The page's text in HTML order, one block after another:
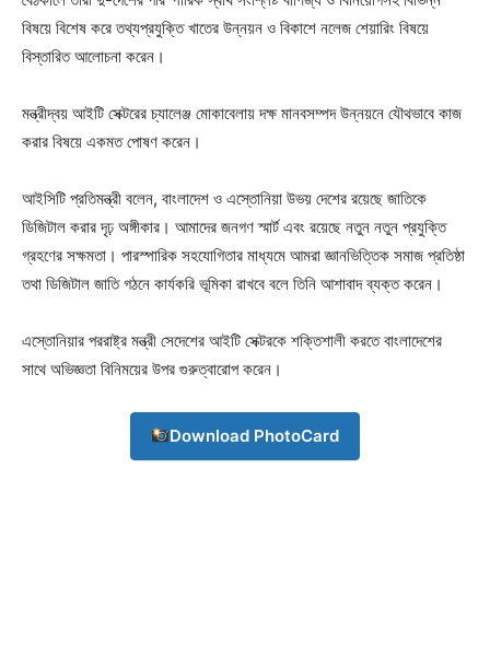
বিষয়ে বিশেষ করে তথ্যপ্রযুক্তি খাতের উন্নয়ন ও বিকাশে নলেজ শেয়ারিং বিষয়ে
বিস্তারিত আলোচনা করেন।
মন্ত্রীদ্বয় আইটি সেক্টরের চ্যালেঞ্জ মোকাবেলায় দক্ষ মানবসম্পদ উন্নয়নে যৌথভাবে কাজ
করার বিষয়ে একমত পোষণ করেন।
আইসিটি প্রতিমন্ত্রী বলেন, বাংলাদেশ ও এস্তোনিয়া উভয় দেশের রয়েছে জাতিকে
ডিজিটাল করার দৃঢ় অঙ্গীকার। আমাদের জনগণ স্মার্ট এবং রয়েছে নতুন নতুন প্রযুক্তি
গ্রহণের সক্ষমতা। পারস্পারিক সহযোগিতার মাধ্যমে আমরা জ্ঞানভিত্তিক সমাজ প্রতিষ্ঠা
তথা ডিজিটাল জাতি গঠনে কার্যকরি ভূমিকা রাখবে বলে তিনি আশাবাদ ব্যক্ত করেন।
এস্তোনিয়ার পররাষ্ট্র মন্ত্রী সেদেশের আইটি সেক্টরকে শক্তিশালী করতে বাংলাদেশের
সাথে অভিজ্ঞতা বিনিময়ের উপর গুরুত্বারোপ করেন।
Download PhotoCard